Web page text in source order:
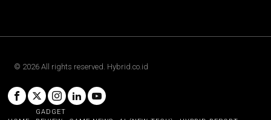
© 2026 All rights reserved. Hybrid.co.id
GADGET